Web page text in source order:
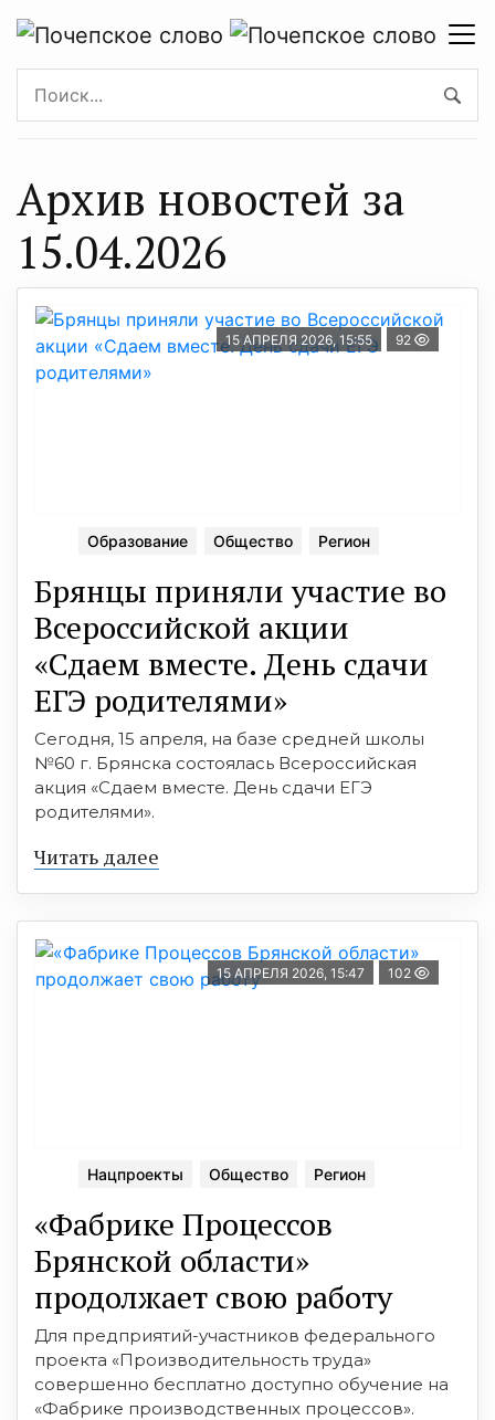
Архив новостей за
15.04.2026
15 АПРЕЛЯ 2026, 15:55 92
Образование Общество Регион
Брянцы приняли участие во
Всероссийской акции
«Сдаем вместе. День сдачи
ЕГЭ родителями»
Сегодня, 15 апреля, на базе средней школы
№60 г. Брянска состоялась Всероссийская
акция «Сдаем вместе. День сдачи ЕГЭ
родителями».
Читать далее
15 АПРЕЛЯ 2026, 15:47 102
Нацпроекты Общество Регион
«Фабрике Процессов
Брянской области»
продолжает свою работу
Для предприятий-участников федерального
проекта «Производительность труда»
совершенно бесплатно доступно обучение на
«Фабрике производственных процессов».